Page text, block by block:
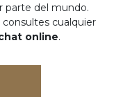
parte del mundo.
cualquier
online.